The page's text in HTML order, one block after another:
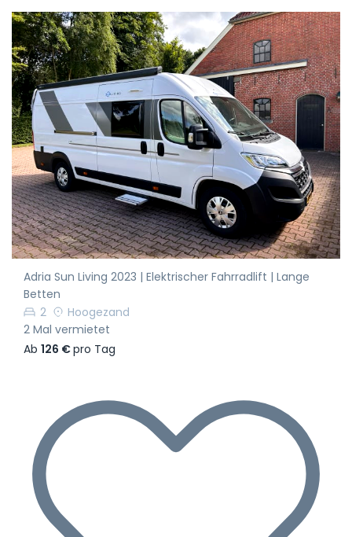
Adria Sun Living 2023 | Elektrischer Fahrradlift | Lange
Betten
2
Hoogezand
2 Mal vermietet
Ab 126 €pro Tag